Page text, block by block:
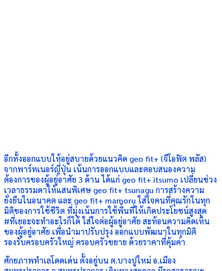
อีกทั้งออกแบบให้อยู่สบายด้วยแนวคิด geo fit+ (จีโอฟิต พลัส)
จากพาร์ทเนอร์ญี่ปุ่น เน้นการออกแบบและตอบสนองความ
ต้องการของผู้อยู่อาศัย 3 ด้าน ได้แก่ geo fit+ itsumo เปลี่ยนช่วง
เวลาธรรมดาให้แสนพิเศษ geo fit+ tsunagu การสร้างความ
ยั่งยืนในอนาคต และ geo fit+ mamoru ใส่ใจคนที่คุณรักในทุก
มิติของการใช้ชีวิต ที่มุ่งเน้นการใช้พื้นที่ให้เกิดประโยชน์สูงสุด
#ที่เยอะจะทำอะไรก็ได้ ใส่ใจต่อผู้อยู่อาศัย สะท้อนความคิดเห็น
ของผู้อยู่อาศัย เพื่อนำมาปรับปรุง ออกแบบพัฒนาในทุกมิติ
รองรับครอบครัวใหญ่ ครอบครัวขยาย ด้วยราคาที่คุ้มค่า
ศักยภาพทำเลโดดเด่น ตั้งอยู่บน ต.บางปูใหม่ อ.เมือง